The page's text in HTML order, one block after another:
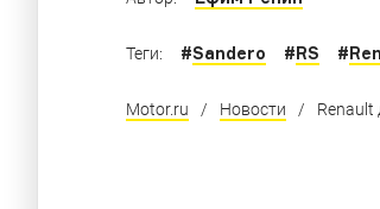
Теги: #Sandero #RS #
Motor.ru / Новости / Renault